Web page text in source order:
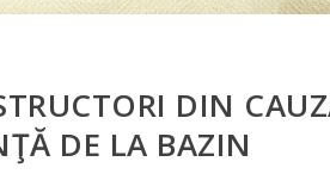
DIN
DE LA BAZIN